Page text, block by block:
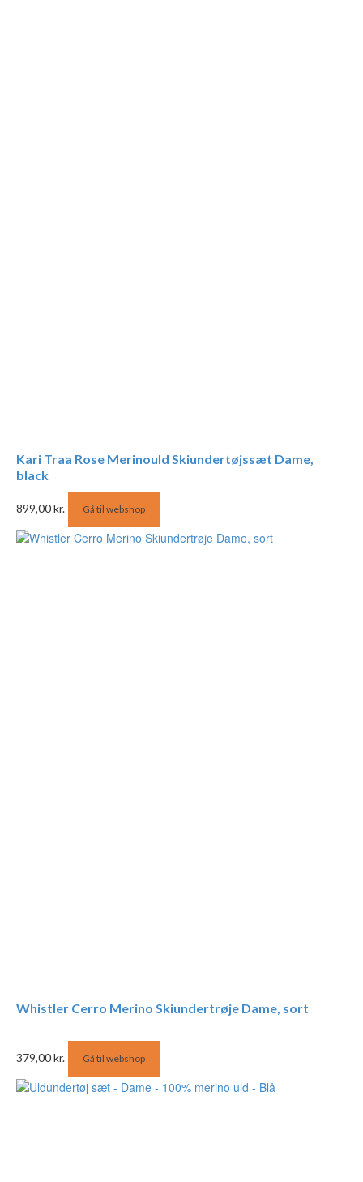
Kari Traa Rose Merinould Skiundertøjssæt Dame,
black
899,00kr. Gå til webshop
Whistler Cerro Merino Skiundertrøje Dame, sort
379,00kr. Gå til webshop